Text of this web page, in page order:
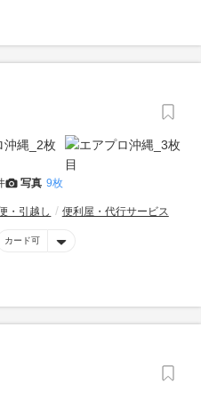
写真 9枚
・引越し 便利屋・代行サービス
カード可